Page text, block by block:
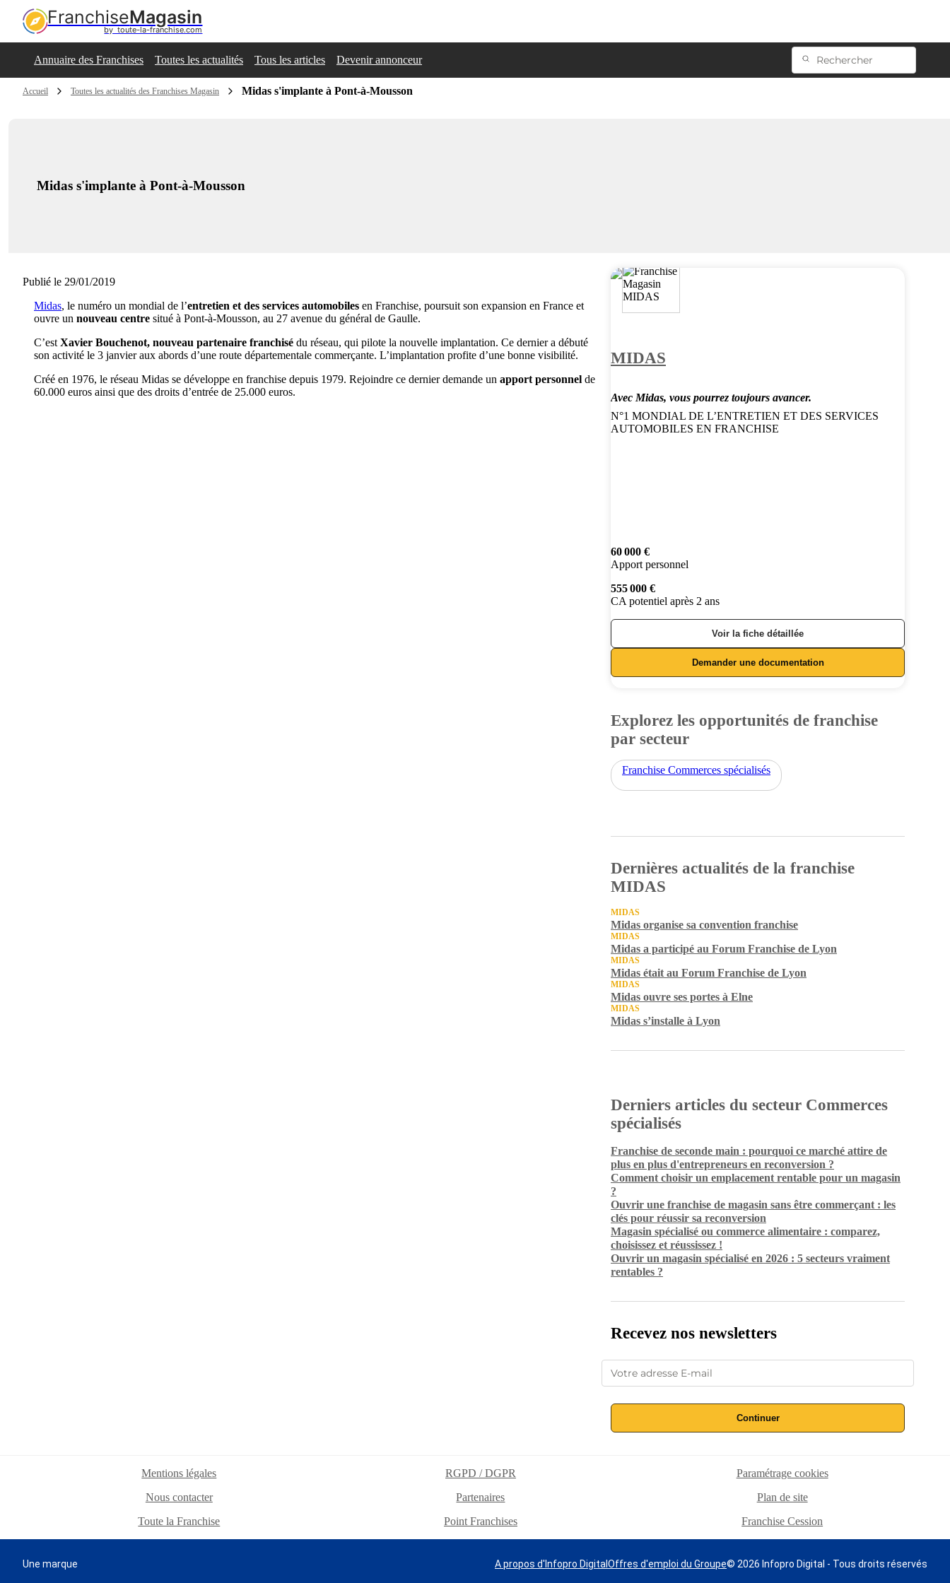
FranchiseMagasin
by  toute-la-franchise.com
Annuaire des Franchises Toutes les actualités Tous les articles Devenir annonceur
Accueil Toutes les actualités des Franchises Magasin Midas s'implante à Pont-à-Mousson
Midas s'implante à Pont-à-Mousson
Publié le 29/01/2019
Midas, le numéro un mondial de l’entretien et des services automobiles en Franchise, poursuit son expansion en France et
ouvre un nouveau centre situé à Pont-à-Mousson, au 27 avenue du général de Gaulle.
C’est Xavier Bouchenot, nouveau partenaire franchisé du réseau, qui pilote la nouvelle implantation. Ce dernier a débuté
son activité le 3 janvier aux abords d’une route départementale commerçante. L’implantation profite d’une bonne visibilité.
Créé en 1976, le réseau Midas se développe en franchise depuis 1979. Rejoindre ce dernier demande un apport personnel de
60.000 euros ainsi que des droits d’entrée de 25.000 euros.
MIDAS
Avec Midas, vous pourrez toujours avancer.
N°1 MONDIAL DE L’ENTRETIEN ET DES SERVICES
AUTOMOBILES EN FRANCHISE
60 000 €
Apport personnel
555 000 €
CA potentiel après 2 ans
Voir la fiche détaillée
Demander une documentation
Explorez les opportunités de franchise
par secteur
Franchise Commerces spécialisés
Dernières actualités de la franchise
MIDAS
MIDAS
Midas organise sa convention franchise
MIDAS
Midas a participé au Forum Franchise de Lyon
MIDAS
Midas était au Forum Franchise de Lyon
MIDAS
Midas ouvre ses portes à Elne
MIDAS
Midas s’installe à Lyon
Derniers articles du secteur Commerces
spécialisés
Franchise de seconde main : pourquoi ce marché attire de
plus en plus d'entrepreneurs en reconversion ?
Comment choisir un emplacement rentable pour un magasin
?
Ouvrir une franchise de magasin sans être commerçant : les
clés pour réussir sa reconversion
Magasin spécialisé ou commerce alimentaire : comparez,
choisissez et réussissez !
Ouvrir un magasin spécialisé en 2026 : 5 secteurs vraiment
rentables ?
Recevez nos newsletters
Continuer
Mentions légales RGPD / DGPR
Paramétrage cookies
Nous contacter
Partenaires
Plan de site
Toute la Franchise
Point Franchises Franchise Cession
Une marque A propos d'Infopro DigitalOffres d'emploi du Groupe© 2026 Infopro Digital - Tous droits réservés